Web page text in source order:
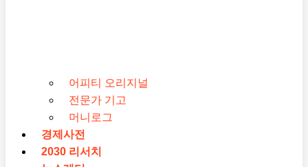
어피티 오리지널
전문가 기고
머니로그
경제사전
2030 리서치